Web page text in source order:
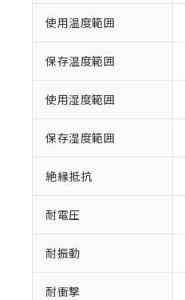
使用温度範囲
保存温度範囲
使用湿度範囲
保存湿度範囲
絶縁抵抗
耐電圧
耐振動
耐衝撃